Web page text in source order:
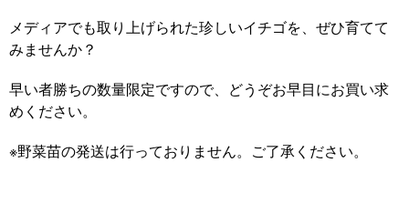
メディアでも取り上げられた珍しいイチゴを、ぜひ育てて
みませんか？
早い者勝ちの数量限定ですので、どうぞお早目にお買い求
めください。
※野菜苗の発送は行っておりません。ご了承ください。